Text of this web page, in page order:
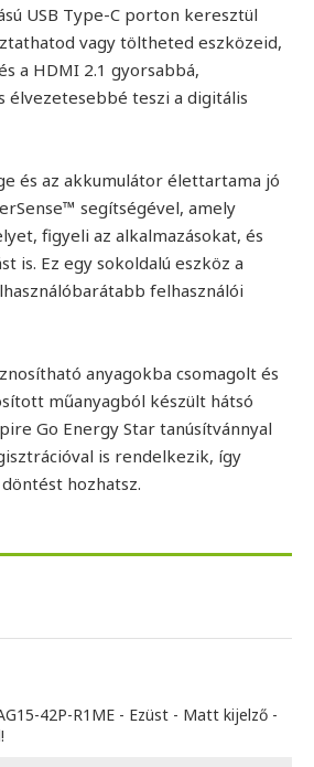
USB Type-C porton keresztül
vagy töltheted eszközeid,
a HDMI 2.1 gyorsabbá,
élvezetesebbé teszi a digitális
és az akkumulátor élettartama jó
segítségével, amely
figyeli az alkalmazásokat, és
is. Ez egy sokoldalú eszköz a
felhasználói
anyagokba csomagolt és
műanyagból készült hátsó
Go Energy Star tanúsítvánnyal
is rendelkezik, így
hozhatsz.
42P-R1ME - Ezüst - Matt kijelző -